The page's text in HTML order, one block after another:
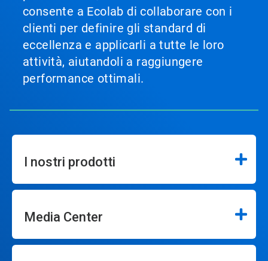
consente a Ecolab di collaborare con i
clienti per definire gli standard di
eccellenza e applicarli a tutte le loro
attività, aiutandoli a raggiungere
performance ottimali.
I nostri prodotti
Media Center